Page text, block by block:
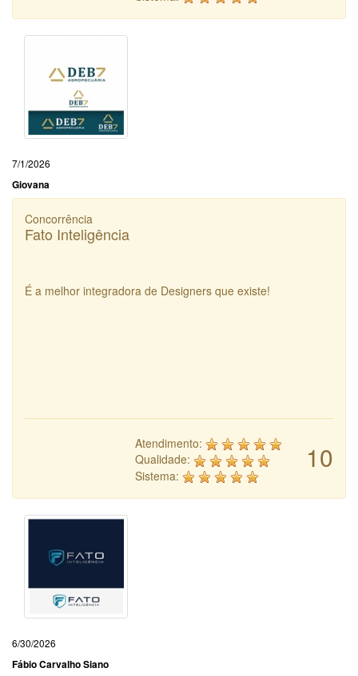
7/1/2026
Giovana
Concorrência
Fato Inteligência
É a melhor integradora de Designers que existe!
10
Atendimento:
Qualidade:
Sistema:
6/30/2026
Fábio Carvalho Siano